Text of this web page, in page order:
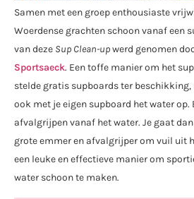
Samen met een groep enthousiaste
Woerdense grachten schoon vanaf een
van deze Sup Clean-upwerd genomen
Sportsaeck. Een toffe manier om het
stelde gratis supboards ter
ook met je eigen supboard het water op.
afvalgrijpen vanaf het water. Je gaat
grote emmer en afvalgrijper om vuil uit
een leuke en effectieve manier om
water schoon te maken.